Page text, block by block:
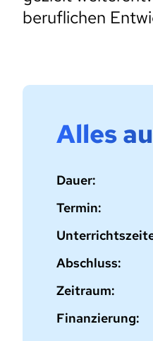
beruflichen
Alles
Dauer:
Termin:
Abschluss:
Zeitraum:
Finanzierung: